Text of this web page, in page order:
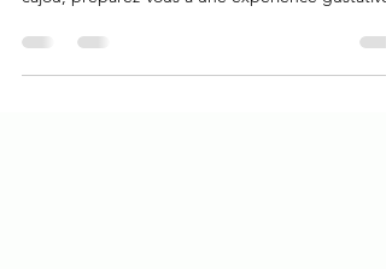
#noixdecajou #cajouapero Amateurs de noix de
cajou, préparez-vous à une expérience